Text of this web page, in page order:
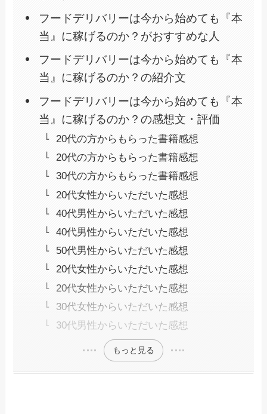
フードデリバリーは今から始めても『本
当』に稼げるのか？がおすすめな人
フードデリバリーは今から始めても『本
当』に稼げるのか？の紹介文
フードデリバリーは今から始めても『本
当』に稼げるのか？の感想文・評価
20代の方からもらった書籍感想
20代の方からもらった書籍感想
30代の方からもらった書籍感想
20代女性からいただいた感想
40代男性からいただいた感想
40代男性からいただいた感想
50代男性からいただいた感想
20代女性からいただいた感想
20代女性からいただいた感想
30代女性からいただいた感想
30代男性からいただいた感想
もっと見る